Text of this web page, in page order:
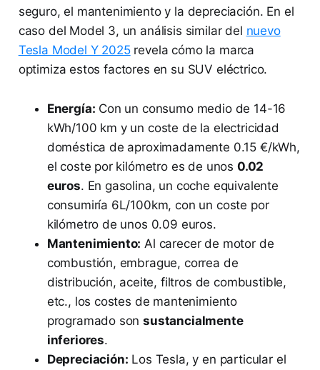
seguro, el mantenimiento y la depreciación. En el
caso del Model 3, un análisis similar del nuevo
Tesla Model Y 2025revela cómo la marca
optimiza estos factores en su SUV eléctrico.
Energía: Con un consumo medio de 14-16
kWh/100 km y un coste de la electricidad
doméstica de aproximadamente 0.15 €/kWh,
el coste por kilómetro es de unos 0.02
euros. En gasolina, un coche equivalente
consumiría 6L/100km, con un coste por
kilómetro de unos 0.09 euros.
Mantenimiento: Al carecer de motor de
combustión, embrague, correa de
distribución, aceite, filtros de combustible,
etc., los costes de mantenimiento
programado sonsustancialmente
inferiores.
Depreciación: Los Tesla, y en particular el